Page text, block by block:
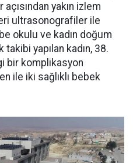
yakın izlem
ultrasonografiler ile
okulu ve kadın doğum
yapılan kadın, 38.
bir komplikasyon
ile iki sağlıklı bebek